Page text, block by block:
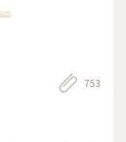
ました。 #ちょこっ
ぷ旅
753